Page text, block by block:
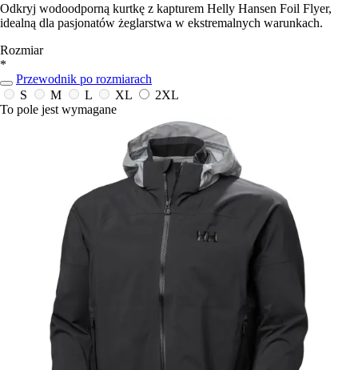
Odkryj wodoodporną kurtkę z kapturem Helly Hansen Foil Flyer,
idealną dla pasjonatów żeglarstwa w ekstremalnych warunkach.
Rozmiar
*
Przewodnik po rozmiarach
S
M L XL
2XL
To pole jest wymagane